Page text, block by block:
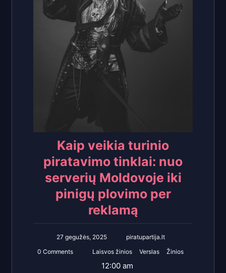
Kaip veikia turinio
piratavimo tinklai: nuo
serverių Moldovoje iki
pinigų plovimo per
reklamą
27 gegužės, 2025
piratupartija.lt
0 Comments
Laisvos žinios Verslas Žinios
12:00 am